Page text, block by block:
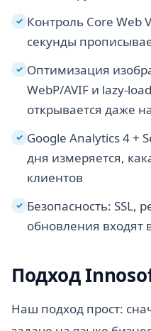
✓ Контроль Core Web
секунды
✓ Оптимизация
WebP/AVIF и lazy-
открывается даже
✓ Google Analytics 4 +
дня измеряется,
клиентов
✓ Безопасность: SSL,
обновления входят
Подход
Наш подход прост: